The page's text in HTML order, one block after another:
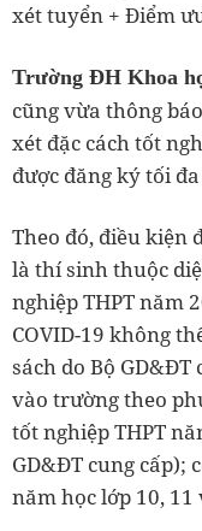
xét tuyển + Điểm
Trường ĐH Khoa
cũng vừa thông
xét đặc cách tốt
được đăng ký tối
Theo đó, điều kiện
là thí sinh thuộc
nghiệp THPT năm
COVID-19 không
sách do Bộ
vào trường theo
tốt nghiệp THPT
GD&ĐT cung cấp);
năm học lớp 10,